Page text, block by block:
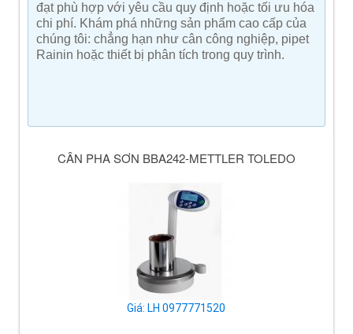
đạt phù hợp với yêu cầu quy định hoặc tối ưu hóa
chi phí. Khám phá những sản phẩm cao cấp của
chúng tôi: chẳng hạn như cân công nghiệp, pipet
Rainin hoặc thiết bị phân tích trong quy trình.
CÂN PHA SƠN BBA242-METTLER TOLEDO
Giá: LH 0977771520